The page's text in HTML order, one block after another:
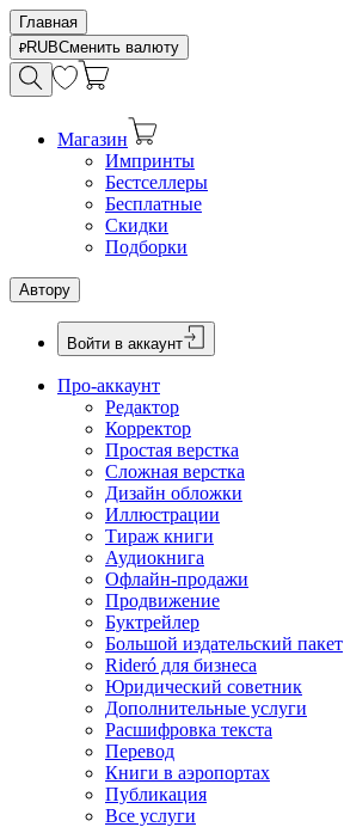
Главная
RUBСменить валюту
Магазин
Импринты
Бестселлеры
Бесплатные
Скидки
Подборки
Автору
Войти в аккаунт
Про-аккаунт
Редактор
Корректор
Простая верстка
Сложная верстка
Дизайн обложки
Иллюстрации
Тираж книги
Аудиокнига
Офлайн-продажи
Продвижение
Буктрейлер
Большой издательский пакет
Rideró для бизнеса
Юридический советник
Дополнительные услуги
Расшифровка текста
Перевод
Книги в аэропортах
Публикация
Все услуги